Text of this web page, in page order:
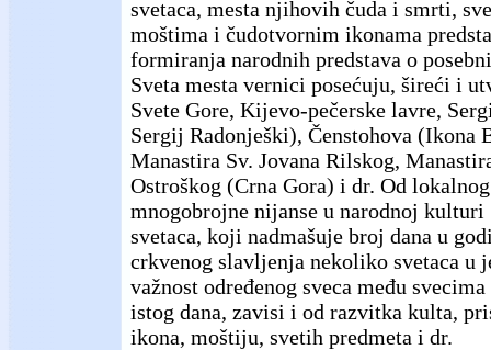
svetaca, mesta njihovih čuda i smrti,
moštima i čudotvornim ikonama
formiranja narodnih predstava o
Sveta mesta vernici posećuju, šireći i
Svete Gore, Kijevo-pečerske lavre,
Sergij Radonješki), Čenstohova (Ikona
Manastira Sv. Jovana Rilskog,
Ostroškog (Crna Gora) i dr. Od
mnogobrojne nijanse u narodnoj
svetaca, koji nadmašuje broj dana u
crkvenog slavljenja nekoliko svetaca u
važnost određenog sveca među
istog dana, zavisi i od razvitka kulta,
ikona, moštiju, svetih predmeta i dr.